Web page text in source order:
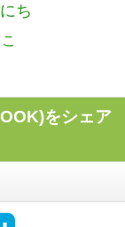
ち
をシェア